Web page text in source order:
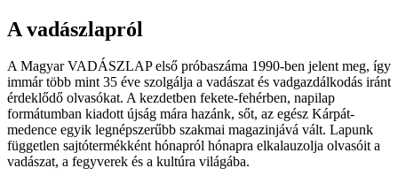
A vadászlapról
A Magyar VADÁSZLAP első próbaszáma 1990-ben jelent meg, így
immár több mint 35 éve szolgálja a vadászat és vadgazdálkodás iránt
érdeklődő olvasókat. A kezdetben fekete-fehérben, napilap
formátumban kiadott újság mára hazánk, sőt, az egész Kárpát-
medence egyik legnépszerűbb szakmai magazinjává vált. Lapunk
független sajtótermékként hónapról hónapra elkalauzolja olvasóit a
vadászat, a fegyverek és a kultúra világába.